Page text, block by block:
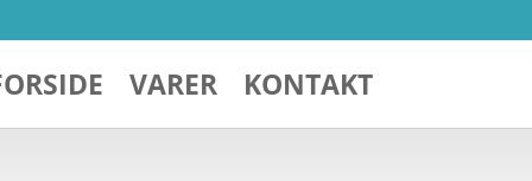
VARER KONTAKT